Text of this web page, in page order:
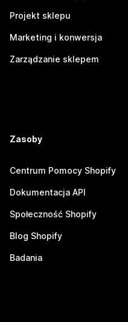
Projekt sklepu
Marketing i konwersja
Zarządzanie sklepem
Zasoby
Centrum Pomocy Shopify
Dokumentacja API
Społeczność Shopify
Blog Shopify
Badania